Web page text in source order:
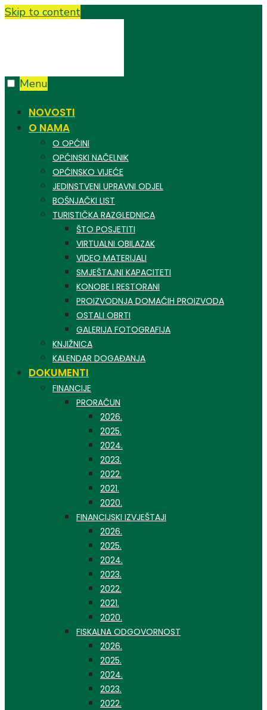
Skip to content
Menu
NOVOSTI
O NAMA
O OPĆINI
OPĆINSKI NAČELNIK
OPĆINSKO VIJEĆE
JEDINSTVENI UPRAVNI ODJEL
BOŠNJAČKI LIST
TURISTIČKA RAZGLEDNICA
ŠTO POSJETITI
VIRTUALNI OBILAZAK
VIDEO MATERIJALI
SMJEŠTAJNI KAPACITETI
KONOBE I RESTORANI
PROIZVODNJA DOMAĆIH PROIZVODA
OSTALI OBRTI
GALERIJA FOTOGRAFIJA
KNJIŽNICA
KALENDAR DOGAĐANJA
DOKUMENTI
FINANCIJE
PRORAČUN
2026.
2025.
2024.
2023.
2022.
2021.
2020.
FINANCIJSKI IZVJEŠTAJI
2026.
2025.
2024.
2023.
2022.
2021.
2020.
FISKALNA ODGOVORNOST
2026.
2025.
2024.
2023.
2022.